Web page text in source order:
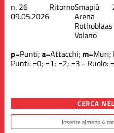
n. 26
09.05.2026
RitornoSmapiù
Arena
Rothoblaas
Volano
p=Punti;a=Attacchi; m=Muri;
Punti: =0; =1; =2; =3 - Ruolo:
CERCA